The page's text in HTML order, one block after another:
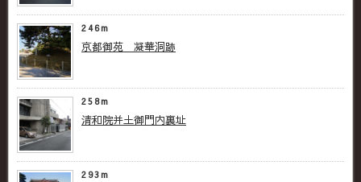
246m
京都御苑 凝華洞跡
258m
清和院并土御門内裏址
293m